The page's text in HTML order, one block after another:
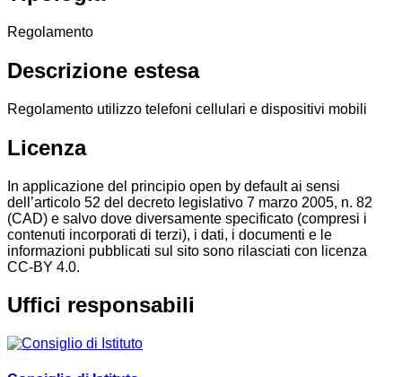
Regolamento
Descrizione estesa
Regolamento utilizzo telefoni cellulari e dispositivi mobili
Licenza
In applicazione del principio open by default ai sensi
dell’articolo 52 del decreto legislativo 7 marzo 2005, n. 82
(CAD) e salvo dove diversamente specificato (compresi i
contenuti incorporati di terzi), i dati, i documenti e le
informazioni pubblicati sul sito sono rilasciati con licenza
CC-BY 4.0.
Uffici responsabili